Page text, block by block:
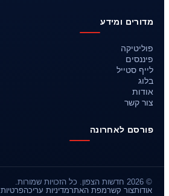
מדורים ומידע
פוליטיקה
פיננסים
לייף סטייל
בלוג
אודות
צור קשר
פורסם לאחרונה
© 2026 חדשות הצפון. כל הזכויות שמורות.
אודותצור קשרמפת האתרמדיניות עריכהפרטיות